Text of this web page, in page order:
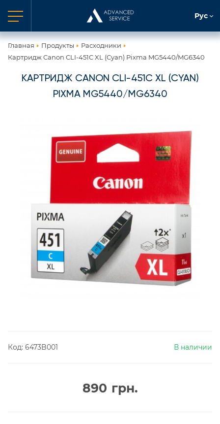
Рус
Главная Продукты
Расходники
Картридж Canon CLI-451C XL (Cyan) Pixma MG5440/MG6340
КАРТРИДЖ CANON CLI-451C XL (CYAN)
PIXMA MG5440/MG6340
Код: 6473B001 В наличии
890 грн.